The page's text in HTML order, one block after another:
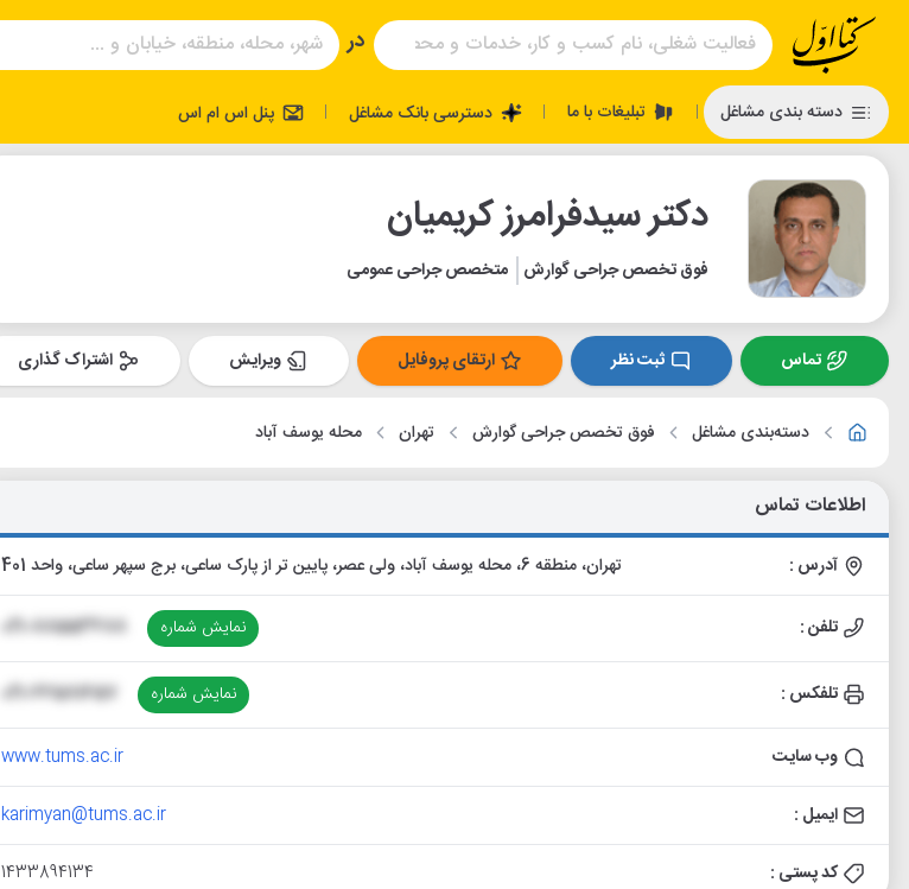
در
دسته بندی مشاغل | تبلیغات با ما | دسترسی بانک مشاغل | پنل اس ام اس
دکتر سیدفرامرز کریمیان
فوق تخصص جراحی گوارش متخصص جراحی عمومی
تماس ثبت نظر ارتقای پروفایل ویرایش اشتراک گذاری
دسته‌بندی مشاغل فوق تخصص جراحی گوارش تهران محله یوسف آباد
اطلاعات تماس
آدرس : تهران، منطقه 6، محله یوسف آباد، ولی عصر، پایین تر از پارک ساعی، برج سپهر ساعی، واحد 401
تلفن : نمایش شماره 021-88553688
تلفکس : نمایش شماره 021-66581657
وب سایت www.tums.ac.ir
ایمیل : karimyan@tums.ac.ir
کد پستی : 1433894134